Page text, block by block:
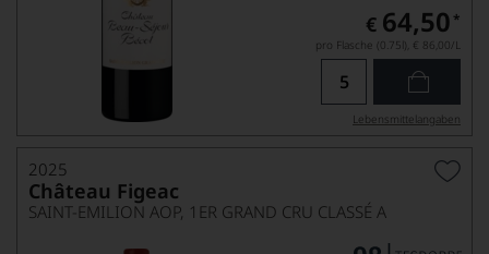
€ 64,50 *
pro Flasche (0.75l), € 86,00/L
Lebensmittel­angaben
2025
Château Figeac
SAINT-EMILION AOP, 1ER GRAND CRU CLASSÉ A